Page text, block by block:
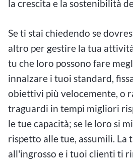
la crescita e la sostenibilità
Se ti stai chiedendo se
altro per gestire la tua
tu che loro possono fare
innalzare i tuoi standard,
obiettivi più velocemente, o
traguardi in tempi migliori
le tue capacità; se le loro si
rispetto alle tue, assumili. La
all'ingrosso e i tuoi clienti ti